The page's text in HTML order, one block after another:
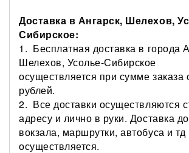
Доставка в Ангарск, Шелехов,
Сибирское:
1. Бесплатная доставка в города
Шелехов, Усолье-Сибирское
осуществляется при сумме заказа
рублей.
2. Все доставки осуществляются
адресу и лично в руки. Доставка
вокзала, маршрутки, автобуса и тд
осуществляется.